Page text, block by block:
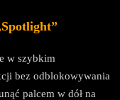
w szybkim
bez odblokowywania
palcem w dół na